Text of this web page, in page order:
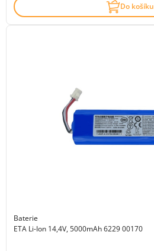
Do košíku
Baterie
ETA Li-Ion 14,4V, 5000mAh 6229 00170